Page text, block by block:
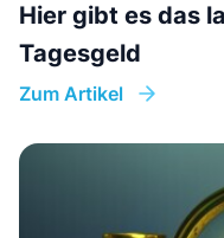
Hier gibt es das
Tagesgeld
Zum Artikel